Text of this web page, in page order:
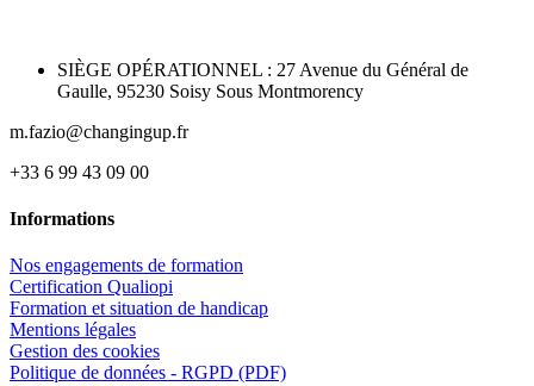
SIÈGE OPÉRATIONNEL : 27 Avenue du Général de
Gaulle, 95230 Soisy Sous Montmorency
m.fazio@changingup.fr
+33 6 99 43 09 00
Informations
Nos engagements de formation
Certification Qualiopi
Formation et situation de handicap
Mentions légales
Gestion des cookies
Politique de données - RGPD (PDF)